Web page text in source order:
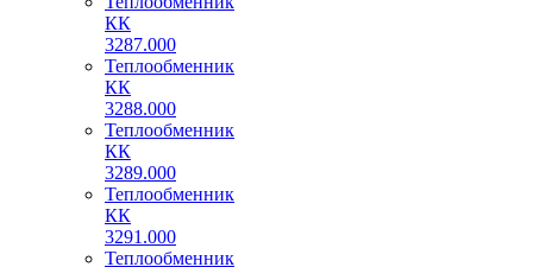
КК
3287.000
Теплообменник
КК
3288.000
Теплообменник
КК
3289.000
Теплообменник
КК
3291.000
Теплообменник